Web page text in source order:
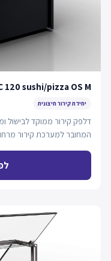
120 sushi/pizza OS M
יחידת קירור חיצונית
דלפק קירור ממוקד לבישול
המחובר למערכת קירור